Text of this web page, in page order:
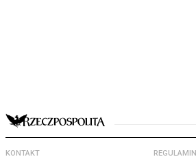
KONTAKT REGULAMIN